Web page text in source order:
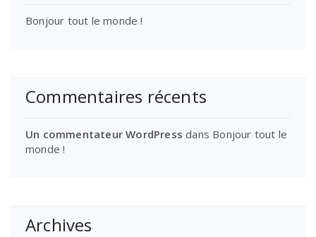
Bonjour tout le monde !
Commentaires récents
Un commentateur WordPress dans Bonjour tout le
monde !
Archives